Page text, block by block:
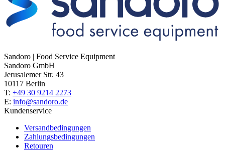
Sandoro | Food Service Equipment
Sandoro GmbH
Jerusalemer Str. 43
10117 Berlin
T: +49 30 9214 2273
E: info@sandoro.de
Kundenservice
Versandbedingungen
Zahlungsbedingungen
Retouren